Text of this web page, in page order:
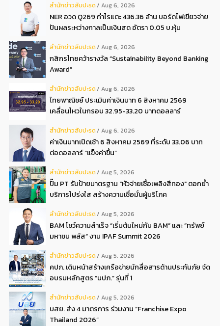
สํานักข่าวสับปะรด Aug 6, 2026
NER อวด Q269 กำไรแตะ 436.36 ล้าน บอร์ดไฟเขียวจ่าย
ปันผลระหว่างกาลเป็นเงินสด อัตรา 0.05 บ.หุ้น
สํานักข่าวสับปะรด Aug 6, 2026
กสิกรไทยคว้ารางวัล “Sustainability Beyond Banking
Award”
สํานักข่าวสับปะรด Aug 6, 2026
ไทยพาณิชย์ ประเมินค่าเงินบาท 6 สิงหาคม 2569
เคลื่อนไหวในกรอบ 32.95-33.20 บาทดอลลาร์
สํานักข่าวสับปะรด Aug 6, 2026
ค่าเงินบาทเปิดเช้า 6 สิงหาคม 2569 ที่ระดับ 33.06 บาท
ต่อดอลลาร์ “แข็งค่าขึ้น”
สํานักข่าวสับปะรด Aug 5, 2026
ปั๊ม PT รับป้ายมาตรฐาน "หัวจ่ายเชื้อเพลิงสีทอง" ตอกย้ำ
บริการโปร่งใส สร้างความเชื่อมั่นผู้บริโภค
สํานักข่าวสับปะรด Aug 5, 2026
BAM โชว์ความสำเร็จ “เริ่มต้นใหม่กับ BAM” และ “ทรัพย์
มหาชน พลัส” งาน IPAF Summit 2026
สํานักข่าวสับปะรด Aug 5, 2026
คปภ. เดินหน้าสร้างเครือข่ายนักสื่อสารด้านประกันภัย จัด
อบรมหลักสูตร “นปภ.” รุ่นที่ 1
สํานักข่าวสับปะรด Aug 5, 2026
บสย. ส่ง 4 มาตรการ ร่วมงาน “Franchise Expo
Thailand 2026”